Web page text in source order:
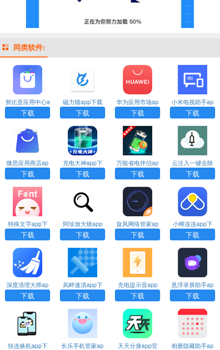
同类软件:
努比亚应用中心a
pp下载
下载
磁力猫app下载
下载
华为应用市场ap
p官方正版下载安
装
下载
小米电视助手ap
p官方下载安装
下载
微思应用商店ap
p下载
下载
充电大神app下
载
下载
万能省电伴侣ap
p下载
下载
云注入一键去除
下载
下载
特殊文字app下
载
下载
阿珍放大镜app
下载
下载
旋风网络管家ap
p下载
下载
小蜂连连app下
载
下载
深度清理大师ap
p下载
下载
风畔速清app下
载
下载
充电提示音app
官方下载
下载
悬浮录屏助手ap
p下载
下载
快连换机app下
长乐手机管家ap
天天分身app官
相册隐藏助手ap